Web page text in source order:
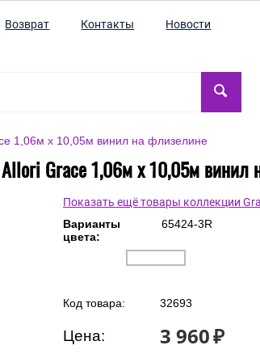
Возврат Контакты Новости
1,06м х 10,05м винил на флизелине
Grace 1,06м х 10,05м винил
Показать ещё товары коллекции
Варианты
цвета:
65424-3R
Код товара: 32693
Цена: 3 960₽